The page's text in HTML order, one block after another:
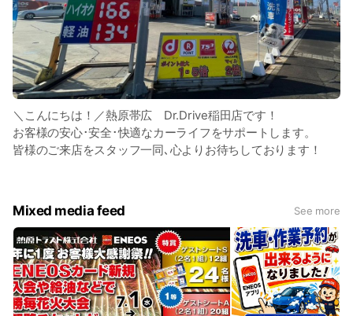
＼こんにちは！／熱原帯広 Dr.Drive稲田店です！
お客様の安心･安全･快適なカーライフをサポートします。
皆様のご来店をスタッフ一同､心よりお待ちしております！
Mixed media feed See more